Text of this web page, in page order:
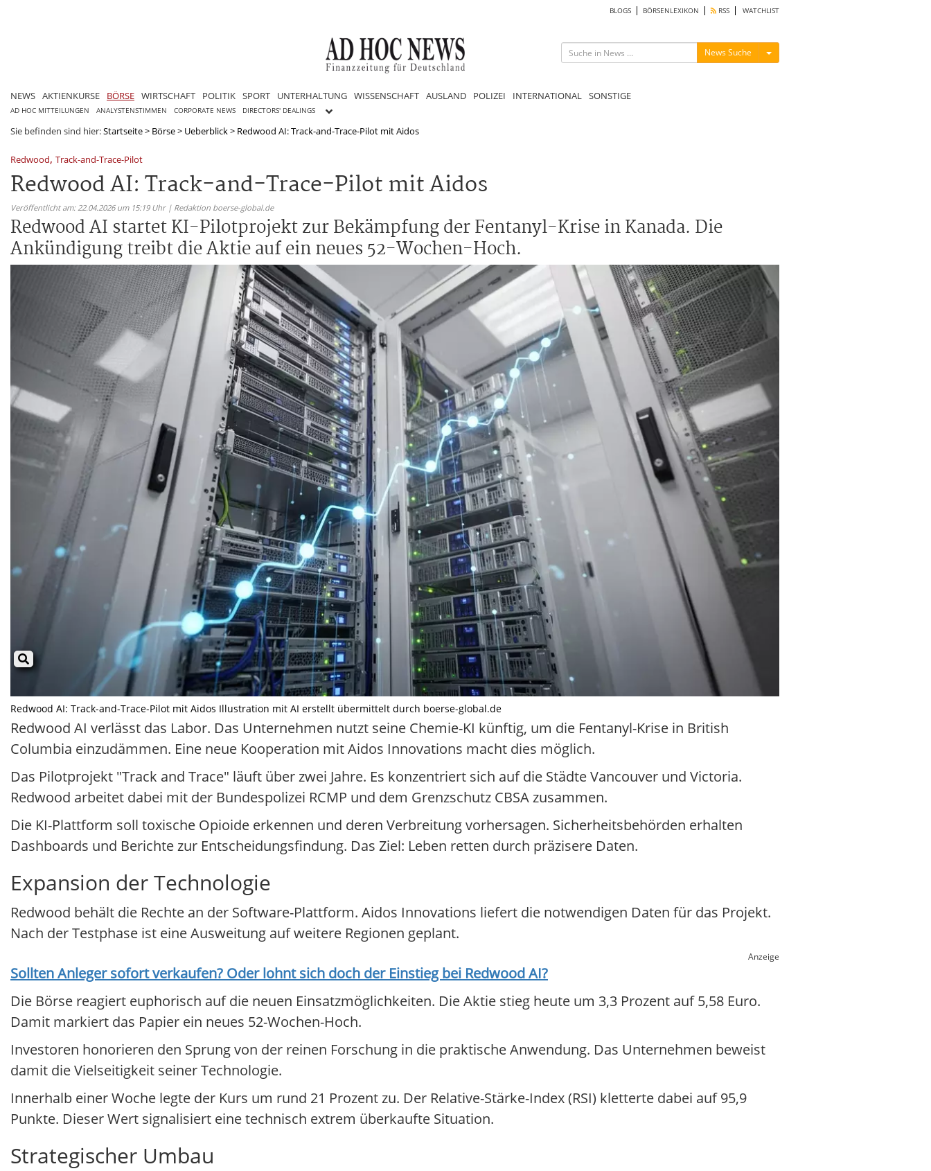
BLOGS BÖRSENLEXIKON RSS WATCHLIST
News Suche Menü ein-/ausblenden
NEWS AKTIENKURSE BÖRSE WIRTSCHAFT POLITIK SPORT UNTERHALTUNG WISSENSCHAFT AUSLAND POLIZEI INTERNATIONAL SONSTIGE
AD HOC MITTEILUNGEN ANALYSTENSTIMMEN CORPORATE NEWS DIRECTORS' DEALINGS
Sie befinden sind hier:Startseite> Börse> Ueberblick> Redwood AI: Track-and-Trace-Pilot mit Aidos
Redwood, Track-and-Trace-Pilot
Redwood AI: Track-and-Trace-Pilot mit Aidos
Veröffentlicht am: 22.04.2026 um 15:19 Uhr | Redaktion boerse-global.de
Redwood AI startet KI-Pilotprojekt zur Bekämpfung der Fentanyl-Krise in Kanada. Die
Ankündigung treibt die Aktie auf ein neues 52-Wochen-Hoch.
Redwood AI: Track-and-Trace-Pilot mit Aidos Illustration mit AI erstellt übermittelt durch boerse-global.de
Redwood AI verlässt das Labor. Das Unternehmen nutzt seine Chemie-KI künftig, um die Fentanyl-Krise in British
Columbia einzudämmen. Eine neue Kooperation mit Aidos Innovations macht dies möglich.
Das Pilotprojekt "Track and Trace" läuft über zwei Jahre. Es konzentriert sich auf die Städte Vancouver und Victoria.
Redwood arbeitet dabei mit der Bundespolizei RCMP und dem Grenzschutz CBSA zusammen.
Die KI-Plattform soll toxische Opioide erkennen und deren Verbreitung vorhersagen. Sicherheitsbehörden erhalten
Dashboards und Berichte zur Entscheidungsfindung. Das Ziel: Leben retten durch präzisere Daten.
Expansion der Technologie
Redwood behält die Rechte an der Software-Plattform. Aidos Innovations liefert die notwendigen Daten für das Projekt.
Nach der Testphase ist eine Ausweitung auf weitere Regionen geplant.
Anzeige
Sollten Anleger sofort verkaufen? Oder lohnt sich doch der Einstieg bei Redwood AI?
Die Börse reagiert euphorisch auf die neuen Einsatzmöglichkeiten. Die Aktie stieg heute um 3,3 Prozent auf 5,58 Euro.
Damit markiert das Papier ein neues 52-Wochen-Hoch.
Investoren honorieren den Sprung von der reinen Forschung in die praktische Anwendung. Das Unternehmen beweist
damit die Vielseitigkeit seiner Technologie.
Innerhalb einer Woche legte der Kurs um rund 21 Prozent zu. Der Relative-Stärke-Index (RSI) kletterte dabei auf 95,9
Punkte. Dieser Wert signalisiert eine technisch extrem überkaufte Situation.
Strategischer Umbau